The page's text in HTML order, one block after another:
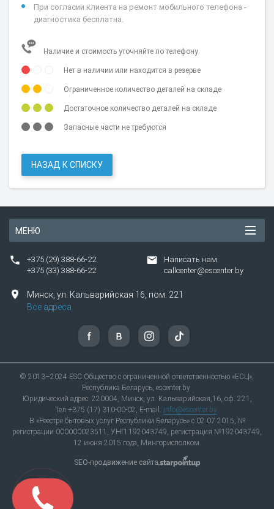
При согласии клиента на ремонт мобильного телефона -
диагностика бесплатна.
Наличие и стоимость уточняйте по телефону
Нет в наличии или находится в резерве
Ограниченное количество деталей на складе
Достаточное количество деталей на складе
Запасные части не требуются
НАЗАД К СПИСКУ
МЕНЮ
+375 (29) 388-66-22
+375 (33) 388-66-22
Написать нам:
callcenter@escenter.by
Минск, ул. Кальварийская 16, пом. 221
Все адреса
© 2013–2024 ESC Общество с ограниченной ответственностью «ЕСЦ»,
Республика Беларусь, escenter.by
Юридический адрес: 220004, Минск, ул. Кальварийская,16, оф. 221,
Тел.+375 (17) 310-00-02, E-mail: info@escenter.by
В «Реестре бытовых услуг Республики Беларусь» с 02.07.2015, №
регистрации 000000023511, УНП 192043749, регистрация №192043749,
12 июня 2015 года, Мингорисполком.
SEO-продвижение сайта